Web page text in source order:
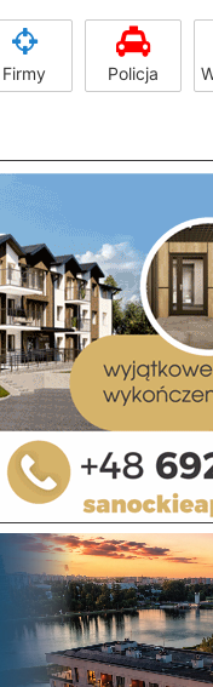
Firmy Policja